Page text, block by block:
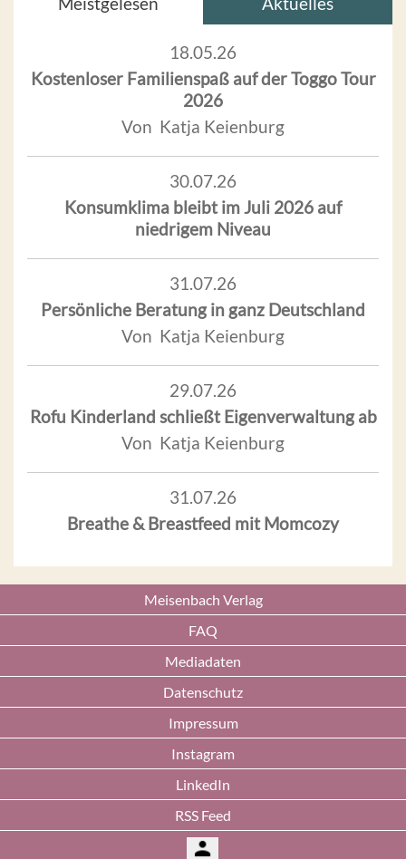
18.05.26
Kostenloser Familienspaß auf der Toggo Tour
2026
Von Katja Keienburg
30.07.26
Konsumklima bleibt im Juli 2026 auf
niedrigem Niveau
31.07.26
Persönliche Beratung in ganz Deutschland
Von Katja Keienburg
29.07.26
Rofu Kinderland schließt Eigenverwaltung ab
Von Katja Keienburg
31.07.26
Breathe & Breastfeed mit Momcozy
Meisenbach Verlag
FAQ
Mediadaten
Datenschutz
Impressum
Instagram
LinkedIn
RSS Feed